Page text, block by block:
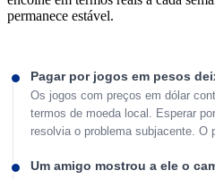
permanece estável.
Pagar por jogos em pesos
Os jogos com preços em dólar
termos de moeda local. Esperar
resolvia o problema subjacente. O
Um amigo mostrou a ele o